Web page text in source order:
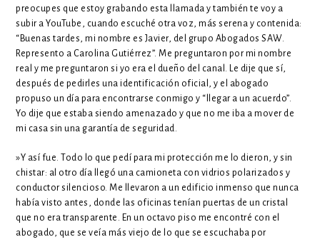
preocupes que estoy grabando esta llamada y también te voy a
subir a YouTube, cuando escuché otra voz, más serena y contenida:
“Buenas tardes, mi nombre es Javier, del grupo Abogados SAW.
Represento a Carolina Gutiérrez”. Me preguntaron por mi nombre
real y me preguntaron si yo era el dueño del canal. Le dije que sí,
después de pedirles una identificación oficial, y el abogado
propuso un día para encontrarse conmigo y “llegar a un acuerdo”.
Yo dije que estaba siendo amenazado y que no me iba a mover de
mi casa sin una garantía de seguridad.
»Y así fue. Todo lo que pedí para mi protección me lo dieron, y sin
chistar: al otro día llegó una camioneta con vidrios polarizados y
conductor silencioso. Me llevaron a un edificio inmenso que nunca
había visto antes, donde las oficinas tenían puertas de un cristal
que no era transparente. En un octavo piso me encontré con el
abogado, que se veía más viejo de lo que se escuchaba por